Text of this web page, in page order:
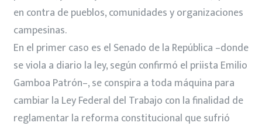
en contra de pueblos, comunidades y organizaciones
campesinas.
En el primer caso es el Senado de la República –donde
se viola a diario la ley, según confirmó el priista Emilio
Gamboa Patrón–, se conspira a toda máquina para
cambiar la Ley Federal del Trabajo con la finalidad de
reglamentar la reforma constitucional que sufrió